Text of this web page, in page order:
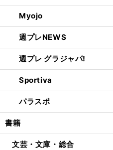
Myojo
週プレNEWS
週プレ グラジャパ!
Sportiva
パラスポ
書籍
文芸・文庫・総合